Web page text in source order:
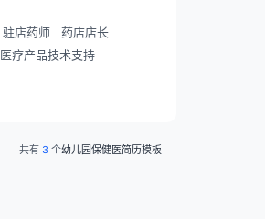
驻店药师
药店店长
医疗产品技术支持
共有 3 个幼儿园保健医简历模板